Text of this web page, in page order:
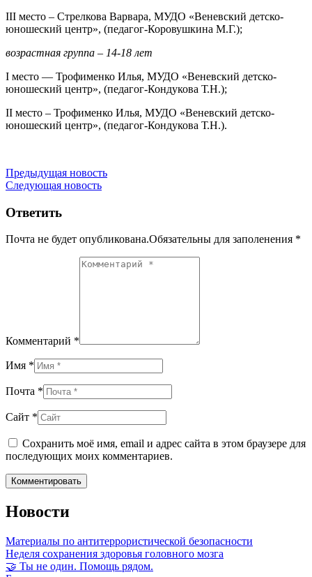
III место – Стрелкова Варвара, МУДО «Веневский детско-
юношеский центр», (педагог-Коровушкина М.Г.);
возрастная группа – 14-18 лет
I место — Трофименко Илья, МУДО «Веневский детско-
юношеский центр», (педагог-Кондукова Т.Н.);
II место – Трофименко Илья, МУДО «Веневский детско-
юношеский центр», (педагог-Кондукова Т.Н.).
Навигация
по
записям
Предыдущая новость
Следующая новость
Ответить
Почта не будет опубликована.Обязательны для заполенения *
Комментарий *
Имя *
Почта *
Сайт *
Сохранить моё имя, email и адрес сайта в этом браузере для
последующих моих комментариев.
Новости
Материалы по антитеррористической безопасности
Неделя сохранения здоровья головного мозга
🤝 Ты не один. Помощь рядом.